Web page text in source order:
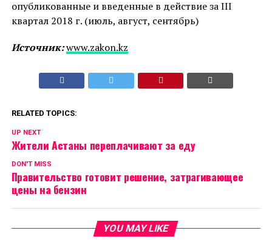
опубликованные и введенные в действие за III
квартал 2018 г. (июль, август, сентябрь)
Источник:www.zakon.kz
RELATED TOPICS:
UP NEXT
Жители Астаны переплачивают за еду
DON'T MISS
Правительство готовит решение, затрагивающее
цены на бензин
YOU MAY LIKE